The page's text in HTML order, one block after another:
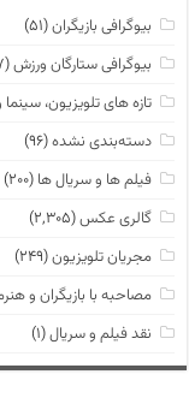
بیوگرافی بازیگران(۵۱)
بیوگرافی ستارگان ورزش(۷)
تازه های تلویزیون، سینما
دسته‌بندی نشده(۹۶)
فیلم ها و سریال ها (۲۰۰)
گالری عکس(۲,۳۰۵)
مجریان تلویزیون(۲۴۹)
مصاحبه با بازیگران و
نقد فیلم و سریال(۱)